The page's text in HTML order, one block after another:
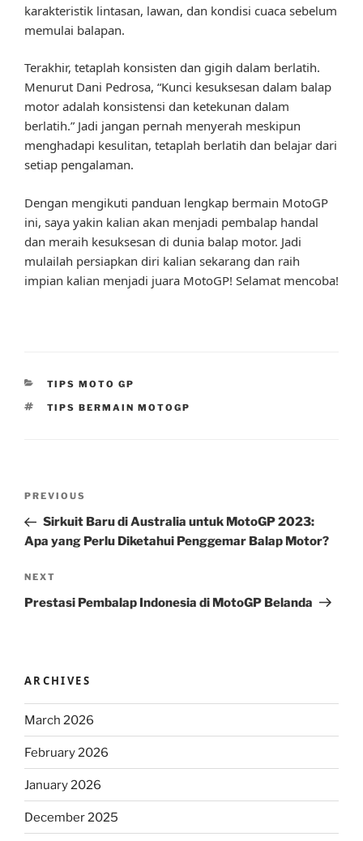
karakteristik lintasan, lawan, dan kondisi cuaca sebelum
memulai balapan.
Terakhir, tetaplah konsisten dan gigih dalam berlatih.
Menurut Dani Pedrosa, “Kunci kesuksesan dalam balap
motor adalah konsistensi dan ketekunan dalam
berlatih.” Jadi jangan pernah menyerah meskipun
menghadapi kesulitan, tetaplah berlatih dan belajar dari
setiap pengalaman.
Dengan mengikuti panduan lengkap bermain MotoGP
ini, saya yakin kalian akan menjadi pembalap handal
dan meraih kesuksesan di dunia balap motor. Jadi
mulailah persiapkan diri kalian sekarang dan raih
impian kalian menjadi juara MotoGP! Selamat mencoba!
CATEGORIES
TIPS MOTO GP
TAGS
TIPS BERMAIN MOTOGP
Previous
Post
PREVIOUS
Sirkuit Baru di Australia untuk MotoGP 2023:
Apa yang Perlu Diketahui Penggemar Balap Motor?
Next
Post
NEXT
Prestasi Pembalap Indonesia di MotoGP Belanda
ARCHIVES
March 2026
February 2026
January 2026
December 2025